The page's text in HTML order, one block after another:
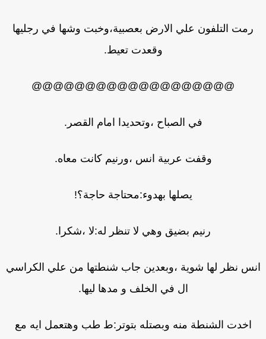
رمت التلفون علي الارض بعصبية،وخبت وشها في رجليها
وقعدت تعيط.
@@@@@@@@@@@@@@@@@@@
في الصباح ،وتحديدا امام القصر.
وقفت عربية انس ،ورنيم كانت معاه.
يصلها بهدوء:محتاجة حاجة؟!
رنيم بضيق وهي لا تنظر له:لا ،شكرا.
نظر لها شوية ،وبعدين جاب شنطتها من علي الكراسي
ال في الخلف و مدها ليها.
اخدت الشنطة منه وبصتله بتوتر:ط طب وهتعمل ايه مع